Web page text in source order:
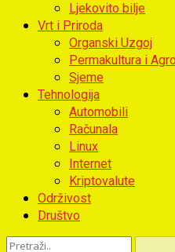
Ljekovito bilje
Vrt i Priroda
Organski Uzgoj
Permakultura i
Sjeme
Tehnologija
Automobili
Računala
Linux
Internet
Kriptovalute
Održivost
Društvo